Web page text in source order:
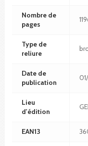
Nombre de
pages
Type de
reliure
Date de
publication
Lieu
d'édition
EAN13